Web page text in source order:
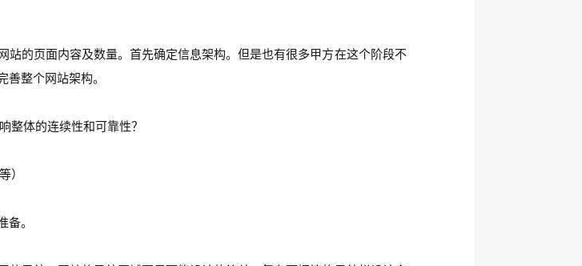
的页面内容及数量。首先确定信息架构。但是也有很多甲方在这个阶段不
善整个网站架构。
整体的连续性和可靠性？
）
备。